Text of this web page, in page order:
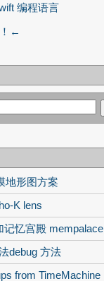
编程语言
←
地形图方案
K lens
记忆宫殿 mempalace
debug 方法
from TimeMachine